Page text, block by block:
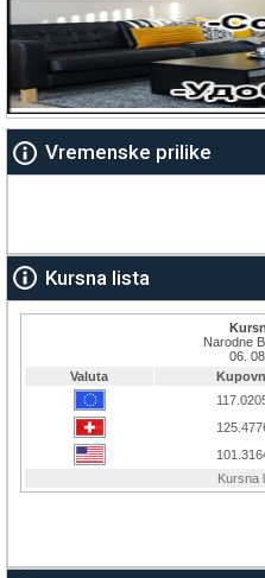
Vremenske prilike
Kursna lista